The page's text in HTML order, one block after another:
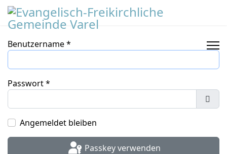
Benutzername*
Passwort*
Angemeldet bleiben
Passkey verwenden